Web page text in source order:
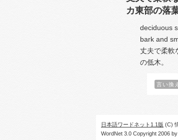
カ東部の落
deciduous
bark and
丈夫で柔軟
の低木。
言い換え
日本語ワードネット1.1版 (C)
WordNet 3.0 Copyright 2006